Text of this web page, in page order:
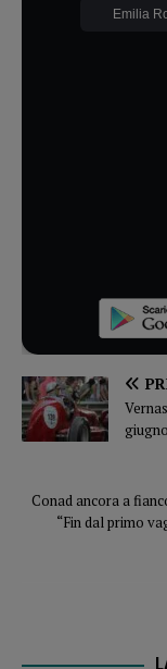
Emilia
giugno
Conad ancora a
“Fin dal primo